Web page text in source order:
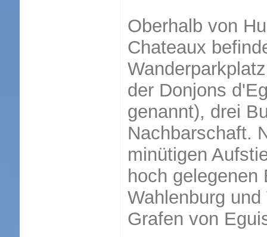
Oberhalb von
Chateaux
der Donjons
genannt), drei
Nachbarschaft.
minütigen
hoch gelegenen
Wahlenburg
Grafen von